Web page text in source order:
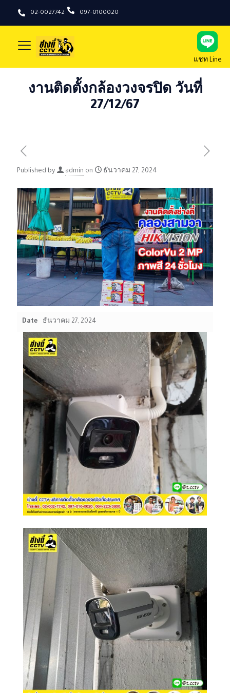
02-0027742 097-0100020
แชท Line
งานติดตั้งกล้องวงจรปิด วันที่
27/12/67
Published by admin on ธันวาคม 27, 2024
Date ธันวาคม 27, 2024